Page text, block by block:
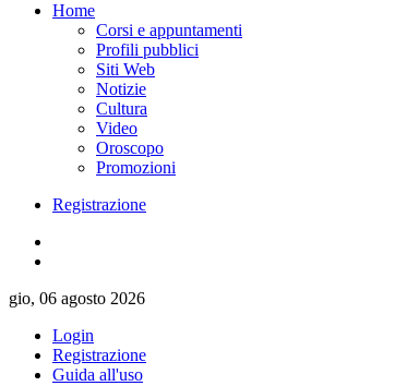
Home
Corsi e appuntamenti
Profili pubblici
Siti Web
Notizie
Cultura
Video
Oroscopo
Promozioni
Registrazione
gio, 06 agosto 2026
Login
Registrazione
Guida all'uso